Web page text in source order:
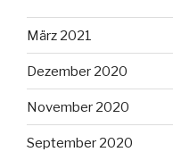
März 2021
Dezember 2020
November 2020
September 2020